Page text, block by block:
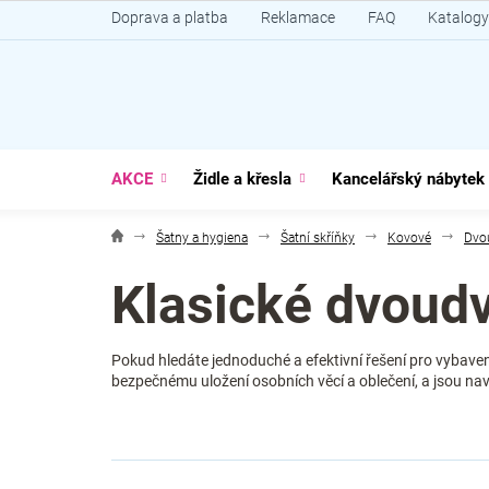
na
Doprava a platba Reklamace FAQ Katalogy
AKCE Židle a křesla Kancelářský nábytek
Šatny a hygiena Šatní skříňky Kovové
Klasické
Pokud hledáte jednoduché a efektivní řešení pro
bezpečnému uložení osobních věcí a oblečení, a jsou